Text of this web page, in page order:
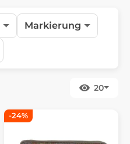
Markierung
20
-24%